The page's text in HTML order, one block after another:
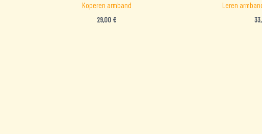
Koperen armband
29,00 €
Leren